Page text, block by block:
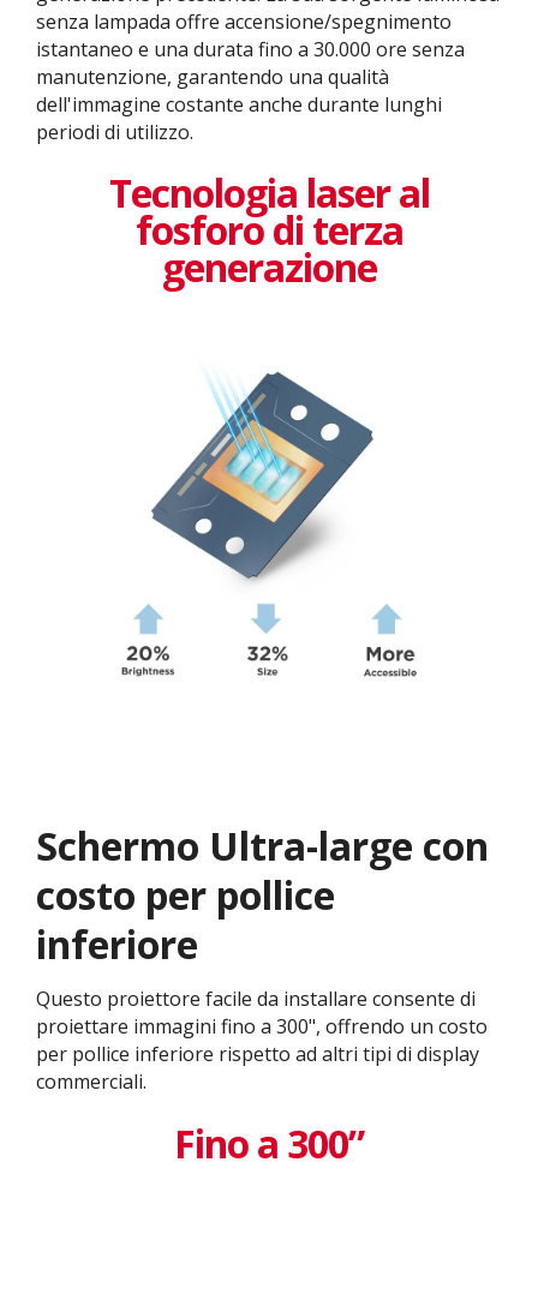
senza lampada offre accensione/spegnimento
istantaneo e una durata fino a 30.000 ore senza
manutenzione, garantendo una qualità
dell'immagine costante anche durante lunghi
periodi di utilizzo.
Tecnologia laser al
fosforo di terza
generazione
Schermo Ultra-large con
costo per pollice
inferiore
Questo proiettore facile da installare consente di
proiettare immagini fino a 300", offrendo un costo
per pollice inferiore rispetto ad altri tipi di display
commerciali.
Fino a 300”